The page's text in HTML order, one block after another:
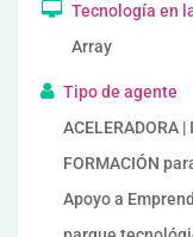
Tecnología en
Array
Tipo de agente
ACELERADORA
FORMACIÓN
Apoyo a